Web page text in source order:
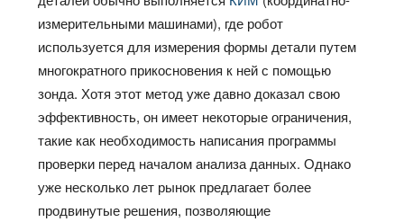
измерительными машинами), где робот
используется для измерения формы детали путем
многократного прикосновения к ней с помощью
зонда. Хотя этот метод уже давно доказал свою
эффективность, он имеет некоторые ограничения,
такие как необходимость написания программы
проверки перед началом анализа данных. Однако
уже несколько лет рынок предлагает более
продвинутые решения, позволяющие